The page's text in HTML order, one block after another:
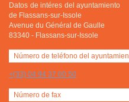
Datos de intéres del ayuntamiento
de Flassans-sur-Issole
Avenue du Général de Gaulle
83340 - Flassans-sur-Issole
Número de teléfono del
+(33) 04 94 37 00 50
Número de fax